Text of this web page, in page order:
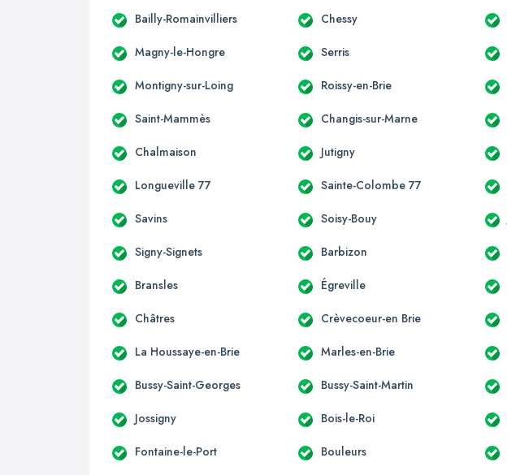
Bailly-Romainvilliers Chessy
Magny-le-Hongre Serris
Montigny-sur-Loing Roissy-en-Brie
Saint-Mammès Changis-sur-Marne
Chalmaison Jutigny
Longueville 77 Sainte-Colombe 77
Savins Soisy-Bouy
Signy-Signets Barbizon
Bransles Égreville
Châtres Crèvecoeur-en Brie
La Houssaye-en-Brie Marles-en-Brie
Bussy-Saint-Georges Bussy-Saint-Martin
Jossigny Bois-le-Roi
Fontaine-le-Port Bouleurs